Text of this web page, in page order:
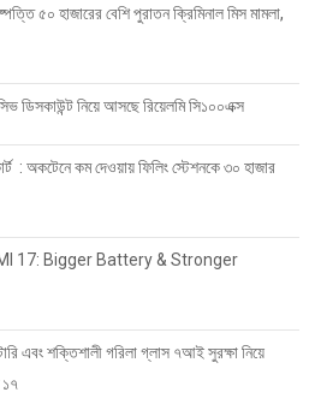
৫০ হাজারের বেশি পুরাতন ক্রিমিনাল মিস মামলা,
ডিসকাউন্ট নিয়ে আসছে রিয়েলমি সি১০০এক্স
: অকটেনে কম দেওয়ায় ফিলিং স্টেশনকে ৩০ হাজার
17: Bigger Battery & Stronger
এবং শক্তিশালী গরিলা গ্লাস ৭আই সুরক্ষা নিয়ে